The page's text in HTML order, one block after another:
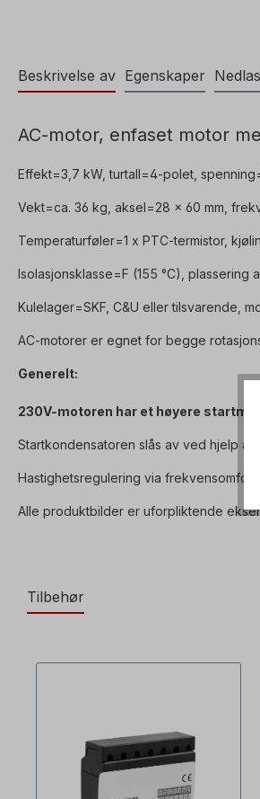
Beskrivelse av Egenskaper
AC-motor, enfaset motor
Effekt=3,7 kW, turtall=4-polet,
Vekt=ca. 36 kg, aksel=28 x 60 mm,
Temperaturføler=1 x PTC-termistor,
Isolasjonsklasse=F (155 °C), plassering
Kulelager=SKF, C&U eller tilsvarende,
AC-motorer er egnet for begge
Generelt:
230V-motoren har et høyere
Startkondensatoren slås av ved hjelp
Hastighetsregulering via
Alle produktbilder er uforpliktende
Tilbehør